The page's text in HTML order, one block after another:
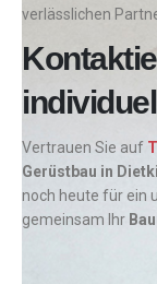
verlässlichen
Vertrauen Sie auf
Gerüstbau in
noch heute für ein
gemeinsam Ihr